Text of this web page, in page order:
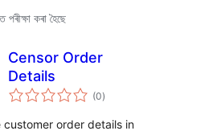
কৰা হৈছে
Censor Order
Details
(0টা
মুঠ)
customer order details in